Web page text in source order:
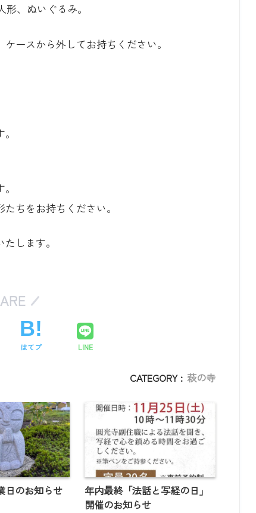
、ぬいぐるみ。
ースから外してお持ちください。
ちをお持ちください。
します。
はてブ LINE
CATEGORY : 萩の寺
日のお知らせ
年内最終「法話と写経の日」
開催のお知らせ